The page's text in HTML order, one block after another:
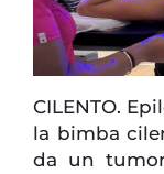
CILENTO.
la bimba
da un